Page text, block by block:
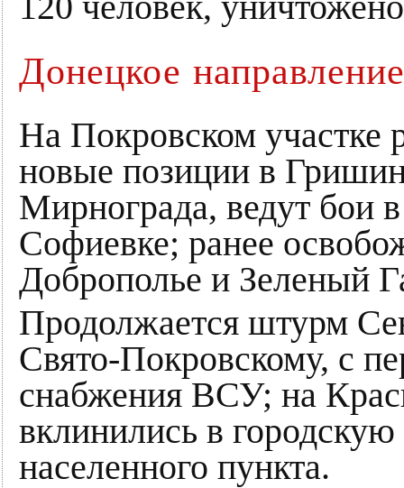
Донецкое направление
На Покровском участке
новые позиции в
Мирнограда, ведут бои
Софиевке; ранее
Доброполье и Зеленый
Продолжается штурм
Свято-Покровскому, с
снабжения ВСУ; на
вклинились в городскую
населенного пункта.